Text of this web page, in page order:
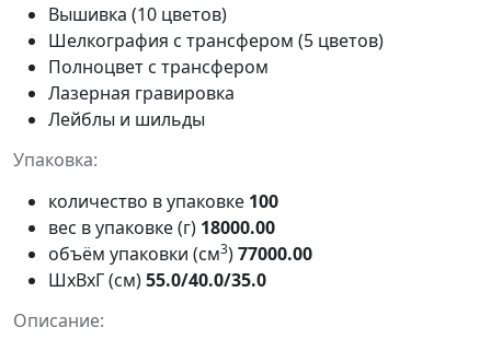
Вышивка (10 цветов)
Шелкография с трансфером (5 цветов)
Полноцвет с трансфером
Лазерная гравировка
Лейблы и шильды
Упаковка:
количество в упаковке 100
вес в упаковке (г) 18000.00
объём упаковки (см3)77000.00
ШxВxГ (см)55.0/40.0/35.0
Описание: